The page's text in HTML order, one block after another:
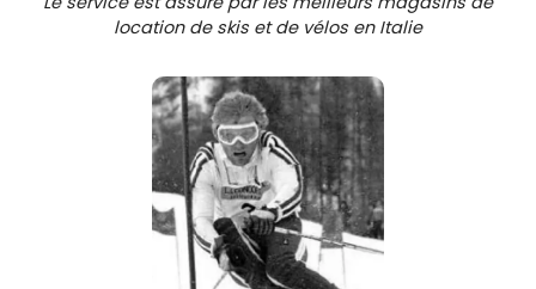
location de skis et de vélos en Italie